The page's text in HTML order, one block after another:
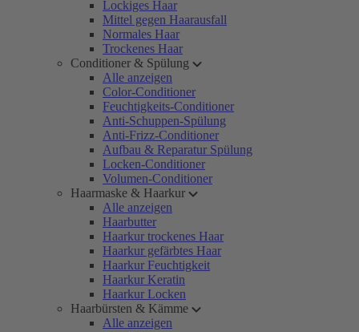
Lockiges Haar
Mittel gegen Haarausfall
Normales Haar
Trockenes Haar
Conditioner & Spülung
Alle anzeigen
Color-Conditioner
Feuchtigkeits-Conditioner
Anti-Schuppen-Spülung
Anti-Frizz-Conditioner
Aufbau & Reparatur Spülung
Locken-Conditioner
Volumen-Conditioner
Haarmaske & Haarkur
Alle anzeigen
Haarbutter
Haarkur trockenes Haar
Haarkur gefärbtes Haar
Haarkur Feuchtigkeit
Haarkur Keratin
Haarkur Locken
Haarbürsten & Kämme
Alle anzeigen